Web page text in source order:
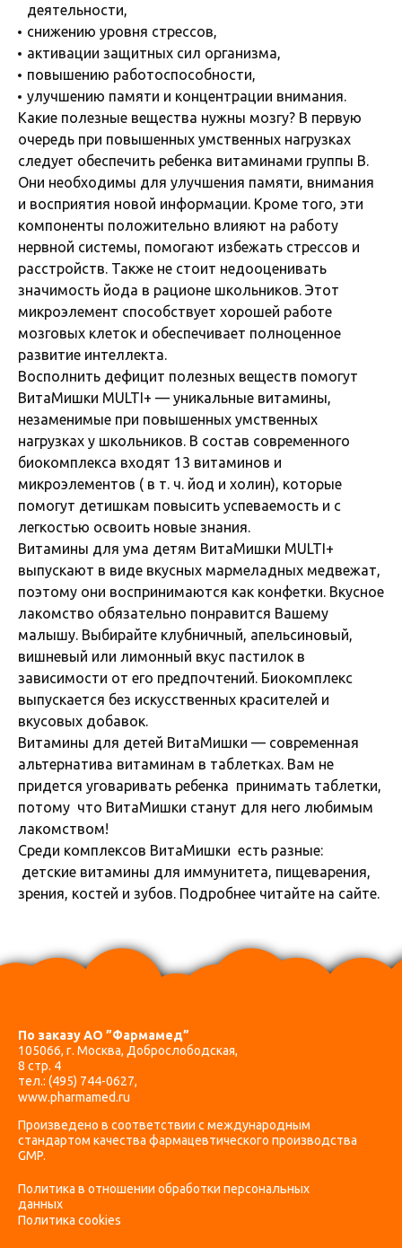
деятельности,
снижению уровня стрессов,
активации защитных сил организма,
повышению работоспособности,
улучшению памяти и концентрации внимания.
Какие полезные вещества нужны мозгу? В первую
очередь при повышенных умственных нагрузках
следует обеспечить ребенка витаминами группы В.
Они необходимы для улучшения памяти, внимания
и восприятия новой информации. Кроме того, эти
компоненты положительно влияют на работу
нервной системы, помогают избежать стрессов и
расстройств. Также не стоит недооценивать
значимость йода в рационе школьников. Этот
микроэлемент способствует хорошей работе
мозговых клеток и обеспечивает полноценное
развитие интеллекта.
Восполнить дефицит полезных веществ помогут
ВитаМишки MULTI+ — уникальные витамины,
незаменимые при повышенных умственных
нагрузках у школьников. В состав современного
биокомплекса входят 13 витаминов и
микроэлементов ( в т. ч. йод и холин), которые
помогут детишкам повысить успеваемость и с
легкостью освоить новые знания.
Витамины для ума детям ВитаМишки MULTI+
выпускают в виде вкусных мармеладных медвежат,
поэтому они воспринимаются как конфетки. Вкусное
лакомство обязательно понравится Вашему
малышу. Выбирайте клубничный, апельсиновый,
вишневый или лимонный вкус пастилок в
зависимости от его предпочтений. Биокомплекс
выпускается без искусственных красителей и
вкусовых добавок.
Витамины для детей ВитаМишки — современная
альтернатива витаминам в таблетках. Вам не
придется уговаривать ребенка принимать таблетки,
потому что ВитаМишки станут для него любимым
лакомством!
Среди комплексов ВитаМишки есть разные:
детские витамины для иммунитета, пищеварения,
зрения, костей и зубов. Подробнее читайте на сайте.
По заказу АО ”Фармамед”
105066, г. Москва, Доброслободская,
8 стр. 4
тел.: (495) 744-0627,
www.pharmamed.ru
Произведено в соответствии с международным
стандартом качества фармацевтического производства
GMP.
Политика в отношении обработки персональных
данных
Политика cookies